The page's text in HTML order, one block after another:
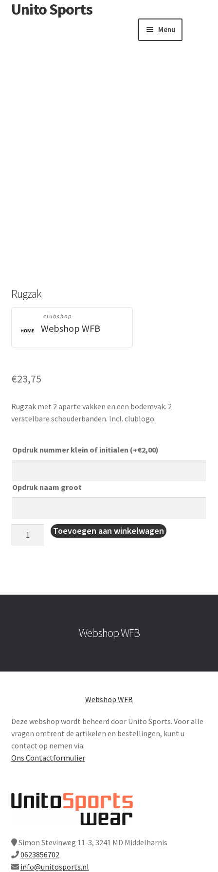
Unito Sports
Menu
Rugzak
clubshop
Webshop WFB
€23,75
Rugzak met 2 aparte vakken en een bodemvak. 2
verstelbare schouderbanden. Incl. clublogo.
Opdruk nummer klein of initialen (+€2,00)
Opdruk naam groot
Toevoegen aan winkelwagen
Webshop WFB
Webshop WFB
Deze webshop wordt beheerd door Unito Sports. Voor alle
vragen omtrent de artikelen en bestellingen, kunt u
contact op nemen via:
Ons Contactformulier
Simon Stevinweg 11-3, 3241 MD Middelharnis
0623856702
info@unitosports.nl